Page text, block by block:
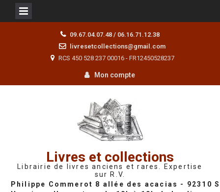
09.67.04.07.48 / 06.16.71.12.38
livresetcollections@gmail.com
RCS 450 528 237 00016 - FR12450528237
Mon compte
Livres et collections
Librairie de livres anciens et rares. Expertise
sur R.V.